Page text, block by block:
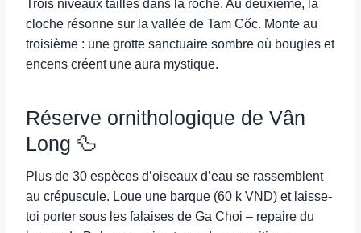
Trois niveaux taillés dans la roche. Au deuxième, la
cloche résonne sur la vallée de Tam Cốc. Monte au
troisième : une grotte sanctuaire sombre où bougies et
encens créent une aura mystique.
Réserve ornithologique de Vân
Long 🦆
Plus de 30 espèces d’oiseaux d’eau se rassemblent
au crépuscule. Loue une barque (60 k VND) et laisse-
toi porter sous les falaises de Ga Choi – repaire du